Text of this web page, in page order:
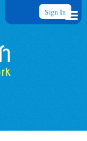
Sign In